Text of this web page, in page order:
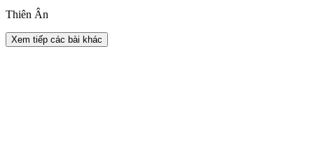
Thiên Ân
Xem tiếp các bài khác